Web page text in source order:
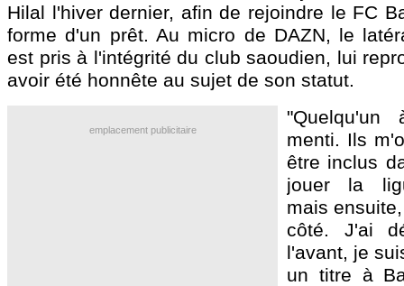
Hilal l'hiver dernier, afin de rejoindre le FC
forme d'un prêt. Au micro de DAZN, le
est pris à l'intégrité du club saoudien, lui
avoir été honnête au sujet de son statut.
emplacement publicitaire
menti. Ils
être inclus
jouer la
mais
côté. J'ai
l'avant, je
un titre à